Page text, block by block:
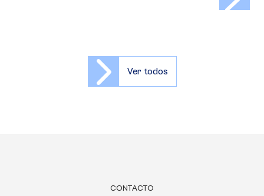
Ver todos
CONTACTO